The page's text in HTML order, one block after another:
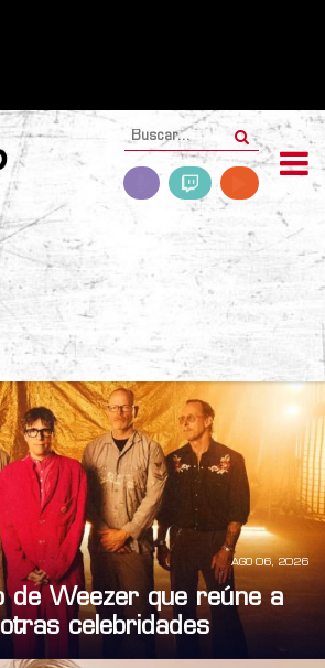
AGO 06, 2026
de Weezer que reúne a
celebridades